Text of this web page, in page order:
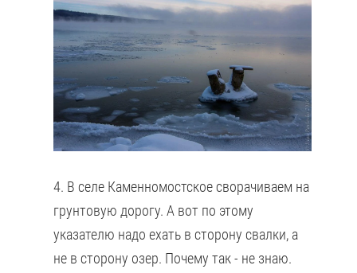
4. В селе Каменномостское сворачиваем на
грунтовую дорогу. А вот по этому
указателю надо ехать в сторону свалки, а
не в сторону озер. Почему так - не знаю.